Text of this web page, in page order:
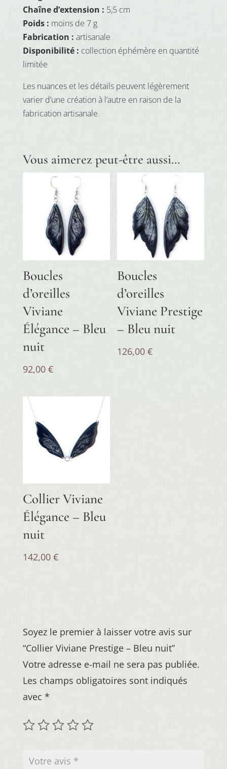
Chaîne d’extension : 5,5 cm
Poids : moins de 7 g
Fabrication : artisanale
Disponibilité : collection éphémère en quantité
limitée
Les nuances et les détails peuvent légèrement
varier d’une création à l’autre en raison de la
fabrication artisanale.
Vous aimerez peut-être aussi…
Boucles
d’oreilles
Viviane
Élégance – Bleu
nuit
92,00 €
Boucles
d’oreilles
Viviane Prestige
– Bleu nuit
126,00€
Collier Viviane
Élégance – Bleu
nuit
142,00 €
Soyez le premier à laisser votre avis sur
“Collier Viviane Prestige – Bleu nuit”
Votre adresse e-mail ne sera pas publiée.
Les champs obligatoires sont indiqués
avec *